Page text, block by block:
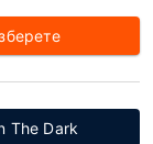
The Dark